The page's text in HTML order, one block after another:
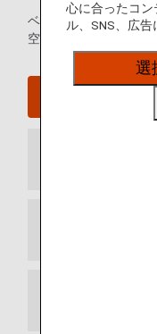
ベルギー・ブリュッ
空港内に関するその他
ブリュ
心に合ったコン
ル、SNS、広告
選